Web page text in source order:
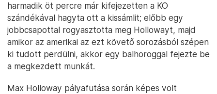
harmadik öt percre már kifejezetten a KO
szándékával hagyta ott a kissámlit; előbb egy
jobbcsapottal rogyasztotta meg Hollowayt, majd
amikor az amerikai az ezt követő sorozásból szépen
ki tudott perdülni, akkor egy balhoroggal fejezte be
a megkezdett munkát.
Max Holloway pályafutása során képes volt